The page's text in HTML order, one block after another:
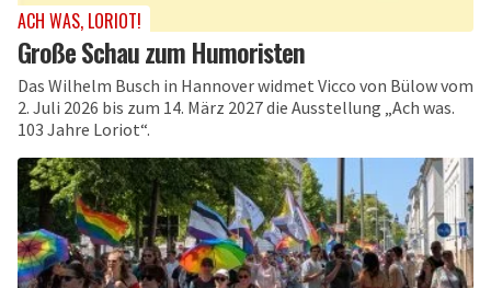
ACH WAS, LORIOT!
Große Schau zum Humoristen
Das Wilhelm Busch in Hannover widmet Vicco von Bülow vom
2. Juli 2026 bis zum 14. März 2027 die Ausstellung „Ach was.
103 Jahre Loriot“.